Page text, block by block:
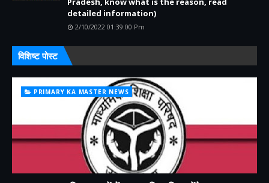
detailed information)
2/10/2022 01:39:00 Pm
विशिष्ट पोस्ट
PRIMARY KA MASTER NEWS